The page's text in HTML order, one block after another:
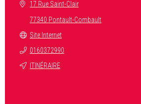
17 Rue Saint-Clair
77340 Pontault-Combault
Site Internet
0160372990
ITINÉRAIRE